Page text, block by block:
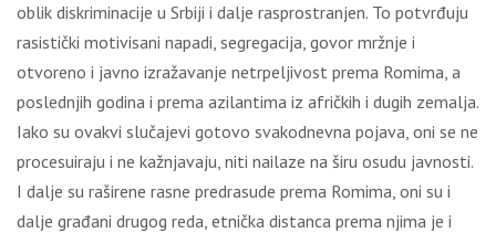
oblik diskriminacije u Srbiji i dalje rasprostranjen. To potvrđuju
rasistički motivisani napadi, segregacija, govor mržnje i
otvoreno i javno izražavanje netrpeljivost prema Romima, a
poslednjih godina i prema azilantima iz afričkih i dugih zemalja.
Iako su ovakvi slučajevi gotovo svakodnevna pojava, oni se ne
procesuiraju i ne kažnjavaju, niti nailaze na širu osudu javnosti.
I dalje su raširene rasne predrasude prema Romima, oni su i
dalje građani drugog reda, etnička distanca prema njima je i